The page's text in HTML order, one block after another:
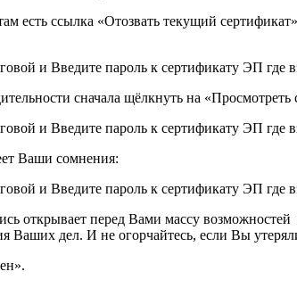
есть ссылка «Отозвать текущий
сначала щёлкнуть на «Просмотреть
Ваши сомнения:
открывает перед Вами массу
Ваших дел. И не огорчайтесь, если Вы